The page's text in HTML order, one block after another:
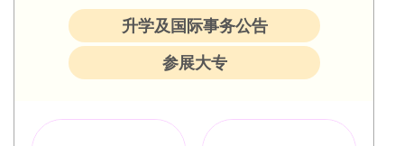
升学及国际事务公告
参展大专